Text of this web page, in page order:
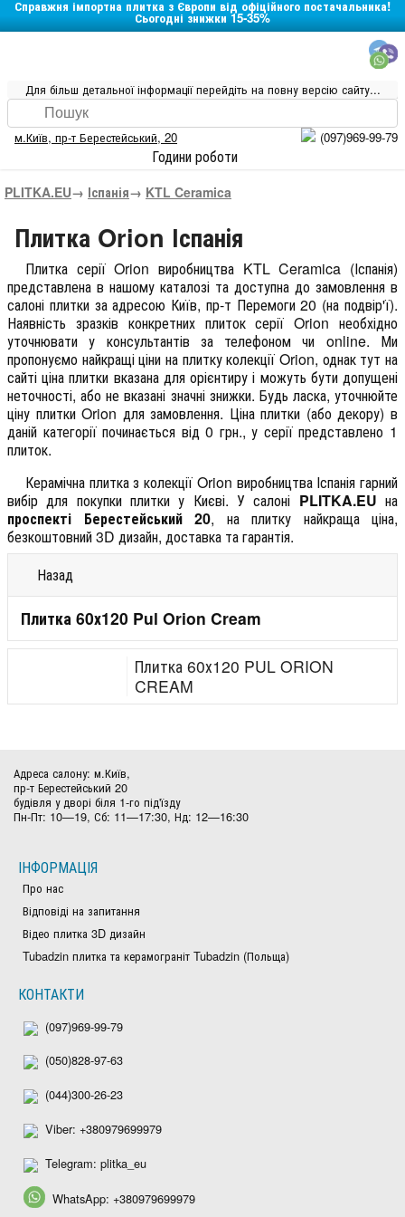
Справжня імпортна плитка з Європи від офіційного постачальника!
Сьогодні знижки 15-35%
Для більш детальної інформації перейдіть на повну версію сайту...
м.Київ, пр-т Берестейський, 20 (097)969-99-79
Години роботи
PLITKA.EU→ Іспанія→ KTL Ceramica
Плитка Orion Іспанія
Плитка серіїOrion виробництва KTL Ceramica (Іспанія)
представлена в нашому каталозі та доступна до замовлення в
салоні плитки за адресою Київ, пр-т Перемоги 20 (на подвір'ї).
Наявність зразків конкретних плиток серії Orion необхідно
уточнювати у консультантів за телефоном чи online. Ми
пропонуємо найкращі ціни на плитку колекції Orion, однак тут на
сайті ціна плитки вказана для орієнтиру і можуть бути допущені
неточності, або не вказані значні знижки. Будь ласка, уточнюйте
ціну плитки Orion для замовлення. Ціна плитки (або декору) в
даній категорії починається від 0 грн., у серії представлено 1
плиток.
Керамічна плитка з колекції Orion виробництва Іспанія гарний
вибір для покупки плитки у Києві. У салоні PLITKA.EU на
проспекті Берестейський 20, на плитку найкраща ціна,
безкоштовний 3D дизайн, доставка та гарантія.
Назад
Плитка 60х120 Pul Orion Cream
Плитка 60х120 PUL ORION
CREAM
Адреса салону: м.Київ,
пр-т Берестейський 20
будівля у дворі біля 1-го під'їзду
Пн-Пт: 10—19, Сб: 11—17:30, Нд: 12—16:30
ІНФОРМАЦІЯ
Про нас
Відповіді на запитання
Відео плитка 3D дизайн
Tubadzin плитка та керамограніт Tubadzin (Польща)
КОНТАКТИ
(097)969-99-79
(050)828-97-63
(044)300-26-23
Viber: +380979699979
Telegram: plitka_eu
WhatsApp: +380979699979